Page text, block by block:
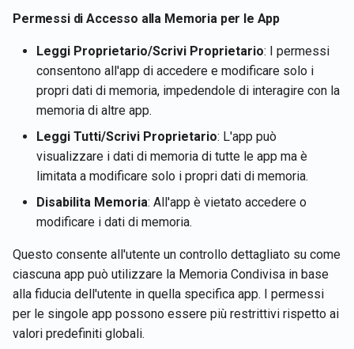
Permessi di Accesso alla Memoria per le App
Leggi Proprietario/Scrivi Proprietario: I permessi
consentono all'app di accedere e modificare solo i
propri dati di memoria, impedendole di interagire con la
memoria di altre app.
Leggi Tutti/Scrivi Proprietario: L'app può
visualizzare i dati di memoria di tutte le app ma è
limitata a modificare solo i propri dati di memoria.
Disabilita Memoria: All'app è vietato accedere o
modificare i dati di memoria.
Questo consente all'utente un controllo dettagliato su come
ciascuna app può utilizzare la Memoria Condivisa in base
alla fiducia dell'utente in quella specifica app. I permessi
per le singole app possono essere più restrittivi rispetto ai
valori predefiniti globali.